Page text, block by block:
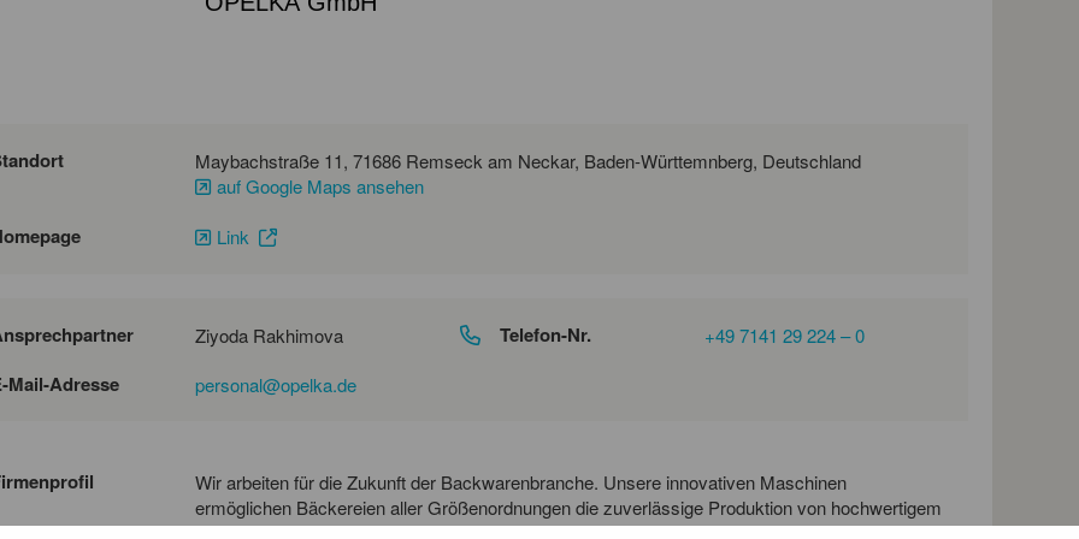
Maybachstraße 11, 71686 Remseck am Neckar, Baden-Württemnberg, Deutschland
auf Google Maps ansehen
Link
Ziyoda Rakhimova Telefon-Nr. +49 7141 29 224 – 0
Mail-Adresse personal@opelka.de
Wir arbeiten für die Zukunft der Backwarenbranche. Unsere innovativen Maschinen
ermöglichen Bäckereien aller Größenordnungen die zuverlässige Produktion von hochwertigem
Siedegebäck, so dass sie ihre Kunden mit leckeren Berliner Pfannkuchen, Donuts und